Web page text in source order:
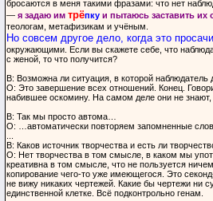
бросаются в меня такими фразами: что нет
— я задаю им трёпкуи пытаюсь заставить их
теологам, метафизикам и учёным.
Но совсем другое дело, когда это
окружающими. Если вы скажете себе, что
с женой, то что получится?
В: Возможна ли ситуация, в которой
О: Это завершение всех отношений. Конец.
набившее оскомину. На самом деле они не
В: Так мы просто автома…
О: …автоматически повторяем запомненные
В: Каков источник творчества и есть ли
О: Нет творчества в том смысле, в каком мы
креативна в том смысле, что не пользуется
копирование чего-то уже имеющегося. Это
не вижу никаких чертежей. Какие бы чертежи ни
единственной клетке. Всё подконтрольно генам.